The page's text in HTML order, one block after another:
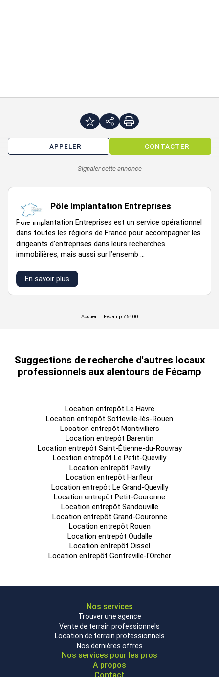
APPELER CONTACTER
Signaler cette annonce
Pôle Implantation Entreprises
Pôle Implantation Entreprises est un service opérationnel
dans toutes les régions de France pour accompagner les
dirigeants d’entreprises dans leurs recherches
immobilières, mais aussi sur l’ensemb ...
En savoir plus
Suggestions de recherche d'autres locaux
professionnels aux alentours de Fécamp
Location entrepôt Le Havre
Location entrepôt Sotteville-lès-Rouen
Location entrepôt Montivilliers
Location entrepôt Barentin
Location entrepôt Saint-Étienne-du-Rouvray
Location entrepôt Le Petit-Quevilly
Location entrepôt Pavilly
Location entrepôt Harfleur
Location entrepôt Le Grand-Quevilly
Location entrepôt Petit-Couronne
Location entrepôt Sandouville
Location entrepôt Grand-Couronne
Location entrepôt Rouen
Location entrepôt Oudalle
Location entrepôt Oissel
Location entrepôt Gonfreville-l'Orcher
Nos services
Trouver une agence
Vente de terrain professionnels
Location de terrain professionnels
Nos dernières offres
Nos services pour les pros
A propos
Contact